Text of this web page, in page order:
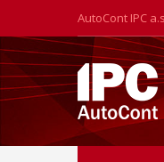
AutoCont IPC